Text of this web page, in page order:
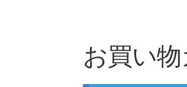
お買い